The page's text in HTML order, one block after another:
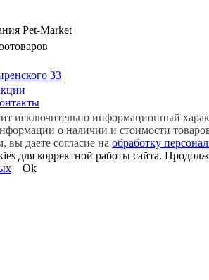
Pet-Market
33
исключительно информационный
о наличии и стоимости
вы даете согласие на обработку
для корректной работы сайта.
Ok